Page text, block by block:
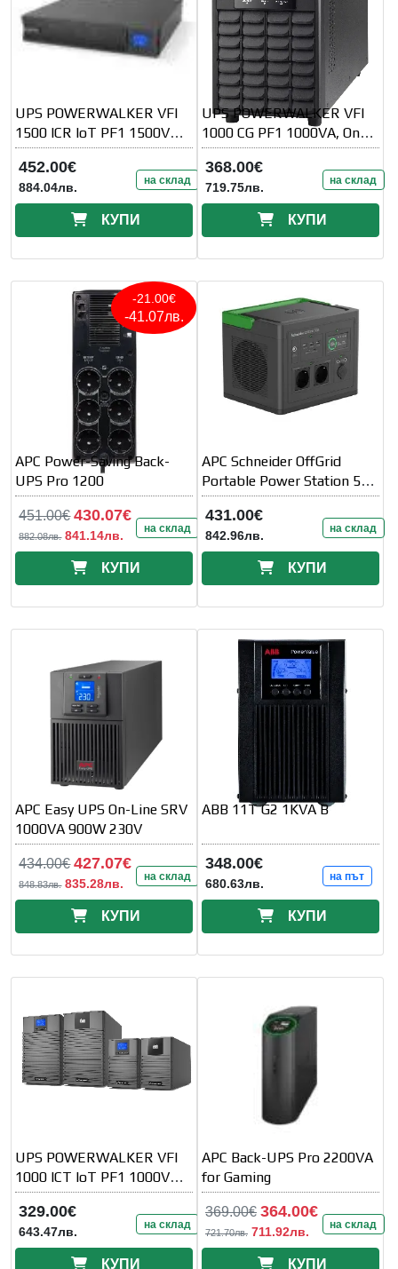
UPS POWERWALKER VFI
1500 ICR IoT PF1 1500VA/
1500 W, On-Line
452.00€
884.04лв. на склад
КУПИ
UPS POWERWALKER VFI
1000 CG PF1 1000VA, On-
Line
368.00€
719.75лв. на склад
КУПИ
-21.00€
-41.07лв.
APC Power-Saving Back-
UPS Pro 1200
451.00€ 430.07€
882.08лв. 841.14лв. на склад
КУПИ
APC Schneider OffGrid
Portable Power Station 500
517Wh
431.00€
842.96лв. на склад
КУПИ
APC Easy UPS On-Line SRV
1000VA 900W 230V
434.00€ 427.07€
848.83лв. 835.28лв. на склад
КУПИ
ABB 11T G2 1KVA B
348.00€
680.63лв. на път
КУПИ
UPS POWERWALKER VFI
1000 ICT IoT PF1 1000VA/
1000 W, On-Line
329.00€
643.47лв. на склад
КУПИ
APC Back-UPS Pro 2200VA
for Gaming
369.00€ 364.00€
721.70лв. 711.92лв. на склад
КУПИ